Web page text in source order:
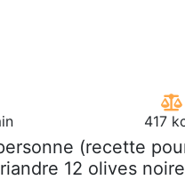
417
(recette
12 olives